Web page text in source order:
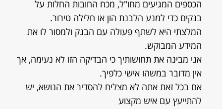
הכספים המגיעים מחו"ל, מכח החובות החלות על
בנקים כדי למנע הלבנת הון או חלילה טירור.
המלצתי היא לשתף פעולה עם הבנק ולמסור לו את
המידע המבוקש.
אני מבינה את תחושותיך כי הבדיקה הזו לא נעימה, אך
אין מדובר במשהו אישי כלפיך.
אם בכל זאת אתה לא מצליח להסדיר את הנושא, יש
להתייעץ עם איש מקצוע